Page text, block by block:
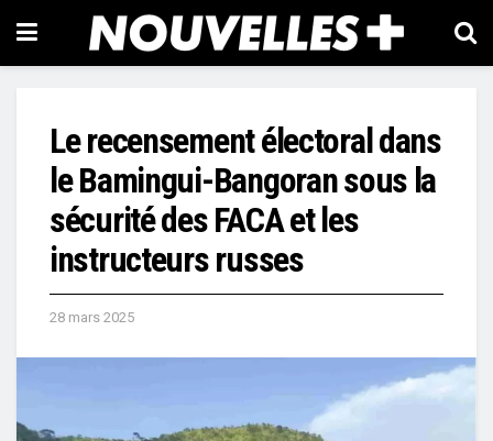
Le recensement électoral dans
le Bamingui-Bangoran sous la
sécurité des FACA et les
instructeurs russes
28 mars 2025